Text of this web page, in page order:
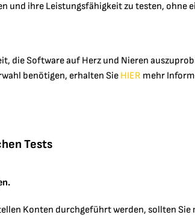
und ihre Leistungsfähigkeit zu testen, ohne
die Software auf Herz und Nieren
benötigen, erhalten Sie HIER mehr
Tests
Konten durchgeführt werden, sollten